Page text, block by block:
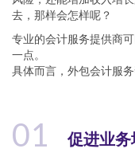
去，那样会怎样呢？
专业的会计服务提供商
一点。
具体而言，外包会计服
01 促进业